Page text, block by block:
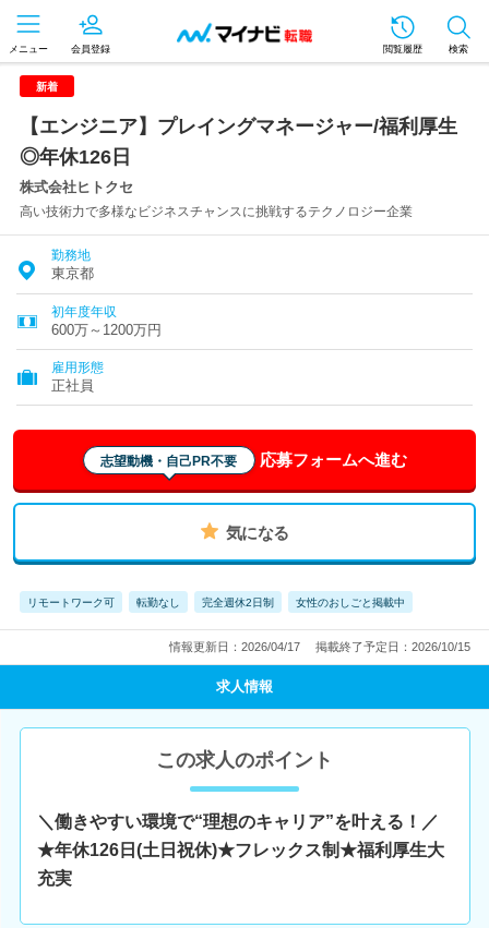
メニュー 会員登録 閲覧履歴 検索
新着
【エンジニア】プレイングマネージャー/福利厚生
◎年休126日
株式会社ヒトクセ
高い技術力で多様なビジネスチャンスに挑戦するテクノロジー企業
勤務地
東京都
初年度年収
600万～1200万円
雇用形態
正社員
志望動機・自己PR不要 応募フォームへ進む
気になる
リモートワーク可 転勤なし 完全週休2日制 女性のおしごと掲載中
情報更新日：2026/04/17 掲載終了予定日：2026/10/15
求人情報
この求人のポイント
＼働きやすい環境で“理想のキャリア”を叶える！／
★年休126日(土日祝休)★フレックス制★福利厚生大
充実